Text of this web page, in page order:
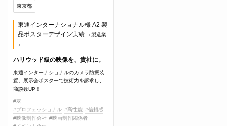
東京都
東通インターナショナル様 A2 製
品ポスターデザイン実績
（製造業
）
ハリウッド級の映像を、貴社に。
東通インターナショナルのカメラ防振装
置。展示会ポスターで技術力を訴求し、
商談数UP！
#灰
#プロフェッショナル #高性能 #信頼感
#映像制作会社 #映画制作関係者